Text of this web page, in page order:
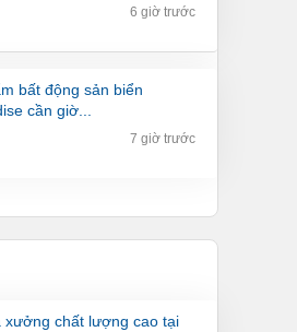
6 giờ trước
cần giờ...
7 giờ trước